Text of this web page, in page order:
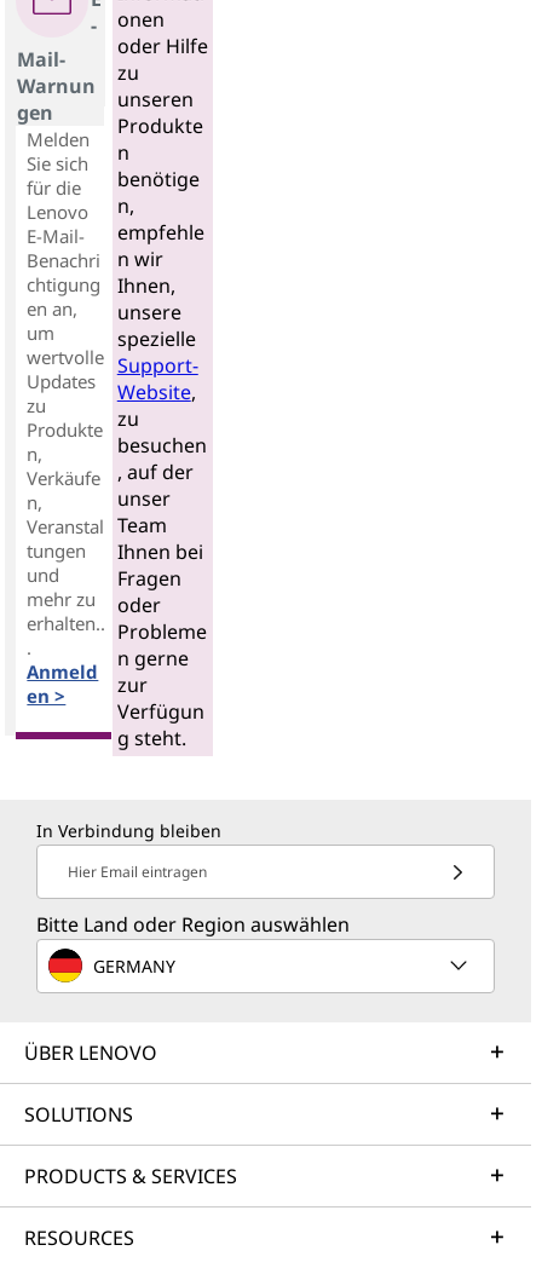
-
Mail-
Warnun
gen
Melden
Sie sich
für die
Lenovo
E-Mail-
Benachri
chtigung
en an,
um
wertvolle
Updates
zu
Produkte
n,
Verkäufe
n,
Veranstal
tungen
und
mehr zu
erhalten..
.
Anmeld
en >
onen
oder Hilfe
zu
unseren
Produkte
n
benötige
n,
empfehle
n wir
Ihnen,
unsere
spezielle
Support-
Website,
zu
besuchen
, auf der
unser
Team
Ihnen bei
Fragen
oder
Probleme
n gerne
zur
Verfügun
g steht.
In Verbindung bleiben
Hier Email eintragen
Bitte Land oder Region auswählen
GERMANY
ÜBER LENOVO
SOLUTIONS
PRODUCTS & SERVICES
RESOURCES